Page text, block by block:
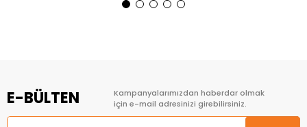
E-BÜLTEN
Kampanyalarımızdan haberdar olmak
için e-mail adresinizi girebilirsiniz.